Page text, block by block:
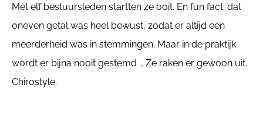
Met elf bestuursleden startten ze ooit. En fun fact: dat
oneven getal was heel bewust, zodat er altijd een
meerderheid was in stemmingen. Maar in de praktijk
wordt er bijna nooit gestemd … Ze raken er gewoon uit.
Chirostyle.